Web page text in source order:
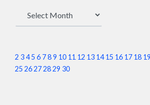
2 345 6 789 10 11 12 13 14 15 16 17 18 19
25 26272829 30